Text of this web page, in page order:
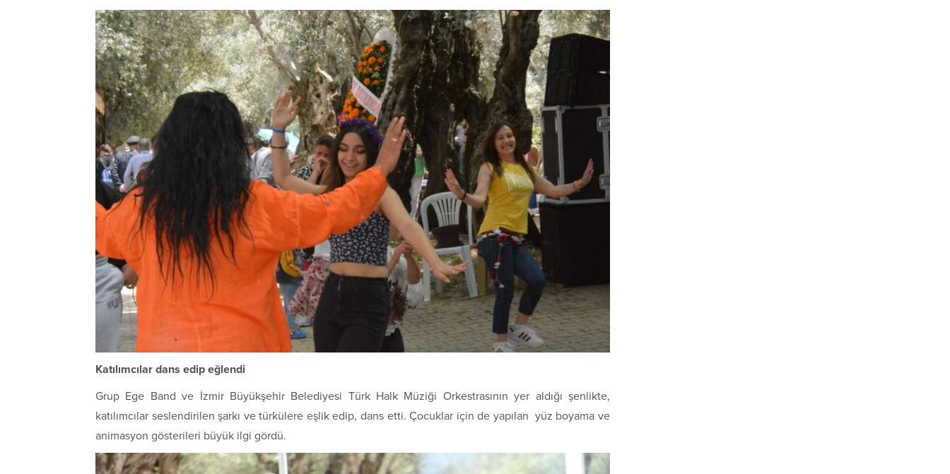
Katılımcılar dans edip eğlendi
Grup Ege Band ve İzmir Büyükşehir Belediyesi Türk Halk Müziği Orkestrasının yer aldığı şenlikte,
katılımcılar seslendirilen şarkı ve türkülere eşlik edip, dans etti. Çocuklar için de yapılan yüz boyama ve
animasyon gösterileri büyük ilgi gördü.